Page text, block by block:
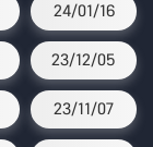
24/01/16
23/12/05
23/11/07